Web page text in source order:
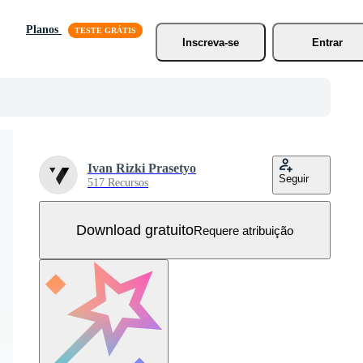
Planos
Inscreva-se
Entrar
Ivan Rizki Prasetyo
517 Recursos Seguir
Download gratuitoRequere atribuição